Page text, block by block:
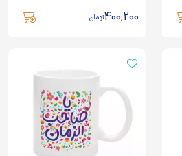
400,200تومان